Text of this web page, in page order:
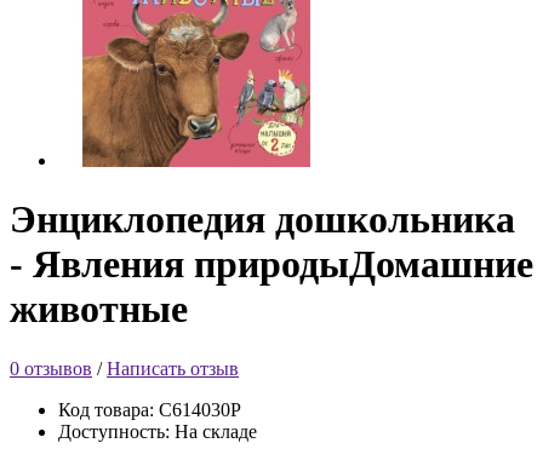
Энциклопедия дошкольника
- Явления природыДомашние
животные
0 отзывов /Написать отзыв
Код товара: С614030Р
Доступность: На складе